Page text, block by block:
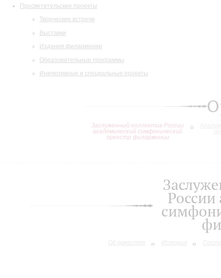
Просветительские проекты
Творческие встречи
Выставки
Издания филармонии
Образовательные программы
Инклюзивные и специальные проекты
Заслуженный коллектив России
академический симфонический
оркестр филармонии
Об оркестре История